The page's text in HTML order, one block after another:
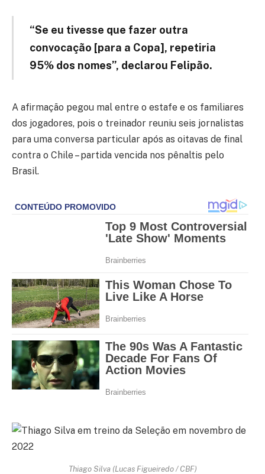
“Se eu tivesse que fazer outra
convocação [para a Copa], repetiria
95% dos nomes”, declarou Felipão.
A afirmação pegou mal entre o estafe e os familiares
dos jogadores, pois o treinador reuniu seis jornalistas
para uma conversa particular após as oitavas de final
contra o Chile – partida vencida nos pênaltis pelo
Brasil.
Thiago Silva (Lucas Figueiredo / CBF)